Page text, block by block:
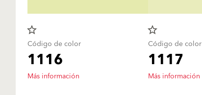
star_border
Código de color
1116
Más información
star_border
Código de color
1117
Más información